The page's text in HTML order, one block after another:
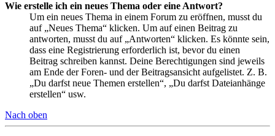
Wie erstelle ich ein neues Thema oder eine Antwort?
Um ein neues Thema in einem Forum zu eröffnen, musst du
auf „Neues Thema“ klicken. Um auf einen Beitrag zu
antworten, musst du auf „Antworten“ klicken. Es könnte sein,
dass eine Registrierung erforderlich ist, bevor du einen
Beitrag schreiben kannst. Deine Berechtigungen sind jeweils
am Ende der Foren- und der Beitragsansicht aufgelistet. Z. B.
„Du darfst neue Themen erstellen“, „Du darfst Dateianhänge
erstellen“ usw.
Nach oben